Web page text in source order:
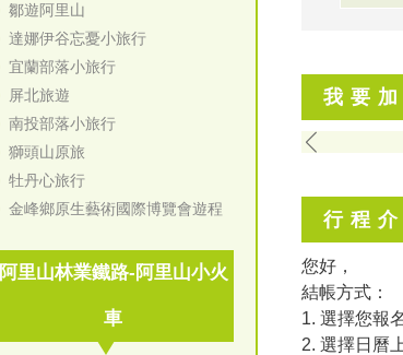
鄒遊阿里山
達娜伊谷忘憂小旅行
宜蘭部落小旅行
屏北旅遊
南投部落小旅行
獅頭山原旅
牡丹心旅行
金峰鄉原生藝術國際博覽會遊程
阿里山林業鐵路-阿里山小火
車
我 要 加
行 程 介
您好，
結帳方式：
1. 選擇您報
2. 選擇日曆